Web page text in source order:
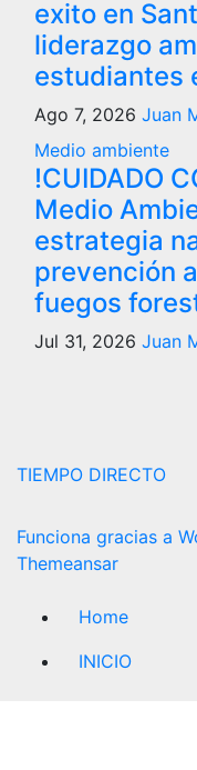
exito en
liderazgo
estudiantes
Ago 7, 2026 Juan
Medio ambiente
!CUIDADO
Medio
estrategia
prevención
fuegos
Jul 31, 2026 Juan
TIEMPO DIRECTO
Funciona gracias a
Themeansar
Home
INICIO